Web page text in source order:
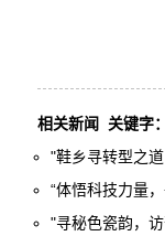
相关新闻
关键字
"鞋乡寻转型之
“体悟科技力量
"寻秘色瓷韵，